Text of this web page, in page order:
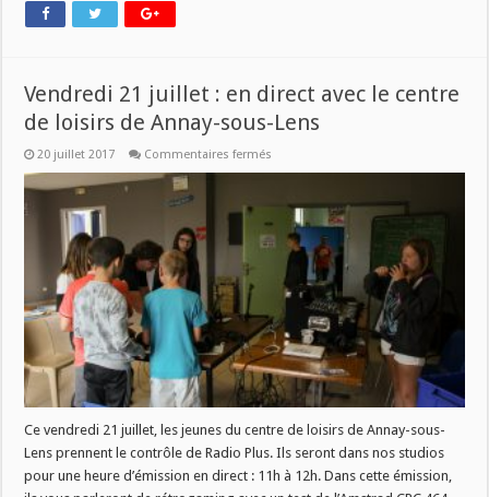
Vendredi 21 juillet : en direct avec le centre
de loisirs de Annay-sous-Lens
20 juillet 2017 Commentaires fermés
en
direct
avec
centre
de
loisirs
de
Annay-
sous-
Lens
Ce vendredi 21 juillet, les jeunes du centre de loisirs de Annay-sous-
Lens prennent le contrôle de Radio Plus. Ils seront dans nos studios
pour une heure d’émission en direct : 11h à 12h. Dans cette émission,